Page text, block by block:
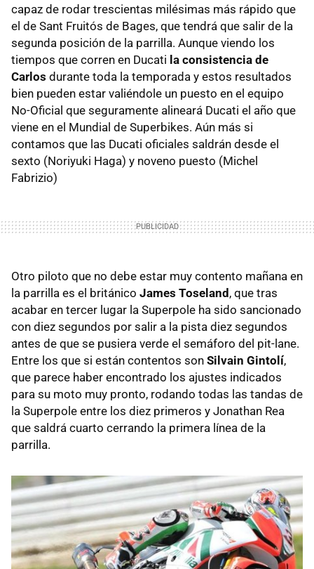
capaz de rodar trescientas milésimas más rápido que
el de Sant Fruitós de Bages, que tendrá que salir de la
segunda posición de la parrilla. Aunque viendo los
tiempos que corren en Ducati la consistencia de
Carlos durante toda la temporada y estos resultados
bien pueden estar valiéndole un puesto en el equipo
No-Oficial que seguramente alineará Ducati el año que
viene en el Mundial de Superbikes. Aún más si
contamos que las Ducati oficiales saldrán desde el
sexto (Noriyuki Haga) y noveno puesto (Michel
Fabrizio)
Otro piloto que no debe estar muy contento mañana en
la parrilla es el británico James Toseland, que tras
acabar en tercer lugar la Superpole ha sido sancionado
con diez segundos por salir a la pista diez segundos
antes de que se pusiera verde el semáforo del pit-lane.
Entre los que si están contentos son Silvain Gintolí,
que parece haber encontrado los ajustes indicados
para su moto muy pronto, rodando todas las tandas de
la Superpole entre los diez primeros y Jonathan Rea
que saldrá cuarto cerrando la primera línea de la
parrilla.